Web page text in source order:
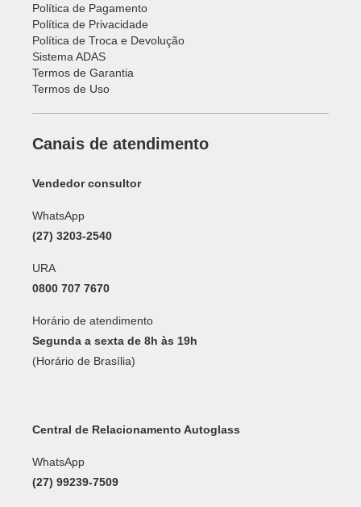
Política de Pagamento
Política de Privacidade
Política de Troca e Devolução
Sistema ADAS
Termos de Garantia
Termos de Uso
Canais de atendimento
Vendedor consultor
WhatsApp
(27) 3203-2540
URA
0800 707 7670
Horário de atendimento
Segunda a sexta de 8h às 19h
(Horário de Brasília)
Central de Relacionamento Autoglass
WhatsApp
(27) 99239-7509